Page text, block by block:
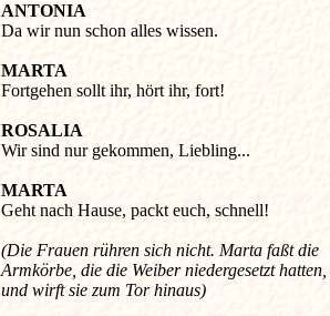
ANTONIA
Da wir nun schon alles wissen.
MARTA
Fortgehen sollt ihr, hört ihr, fort!
ROSALIA
Wir sind nur gekommen, Liebling...
MARTA
Geht nach Hause, packt euch, schnell!
(Die Frauen rühren sich nicht. Marta faßt die
Armkörbe, die die Weiber niedergesetzt hatten,
und wirft sie zum Tor hinaus)